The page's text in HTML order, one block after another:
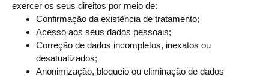
exercer os seus direitos por meio de:
Confirmação da existência de tratamento;
Acesso aos seus dados pessoais;
Correção de dados incompletos, inexatos ou
desatualizados;
Anonimização, bloqueio ou eliminação de dados